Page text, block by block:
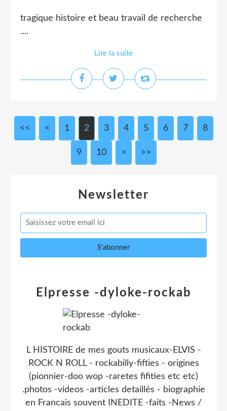
tragique histoire et beau travail de recherche
....
Lire la suite
<< < 1 2 3 4 5 6 7 8
9 10 > >>
Newsletter
Elpresse -dyloke-rockab
L HISTOIRE de mes gouts musicaux-ELVIS -
ROCK N ROLL - rockabilly-fifties - origines
(pionnier-doo wop -raretes fifities etc etc)
.photos -videos -articles detaillés - biographie
en Francais souvent INEDITE -faits -News /